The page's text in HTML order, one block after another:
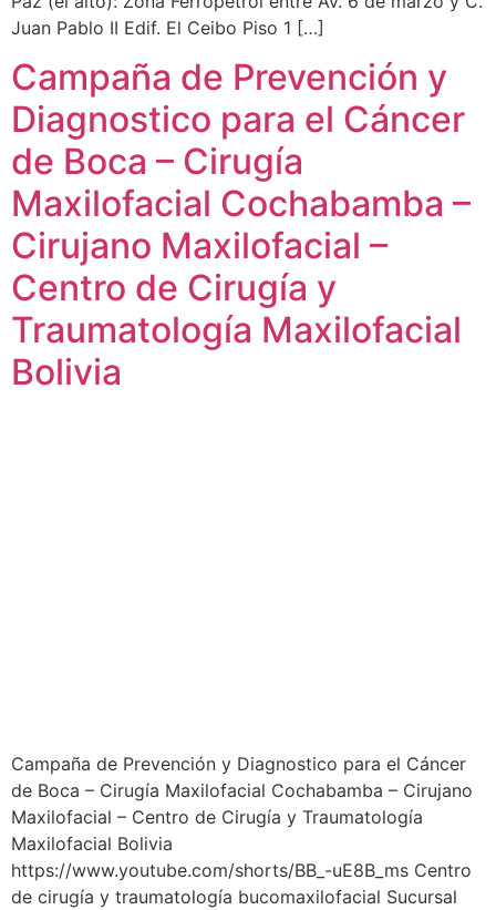
Juan Pablo II Edif. El Ceibo Piso 1 […]
Campaña de Prevención y
Diagnostico para el Cáncer
de Boca – Cirugía
Maxilofacial Cochabamba –
Cirujano Maxilofacial –
Centro de Cirugía y
Traumatología Maxilofacial
Bolivia
Campaña de Prevención y Diagnostico para el Cáncer
de Boca – Cirugía Maxilofacial Cochabamba – Cirujano
Maxilofacial – Centro de Cirugía y Traumatología
Maxilofacial Bolivia
https://www.youtube.com/shorts/BB_-uE8B_ms Centro
de cirugía y traumatología bucomaxilofacial Sucursal